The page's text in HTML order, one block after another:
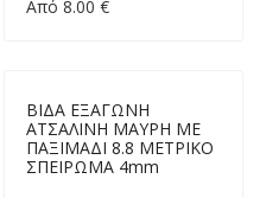
Από 8.00 €
ΒΙΔΑ ΕΞΑΓΩΝΗ
ΑΤΣΑΛΙΝΗ ΜΑΥΡΗ ΜΕ
ΠΑΞΙΜΑΔΙ 8.8 ΜΕΤΡΙΚΟ
ΣΠΕΙΡΩΜΑ 4mm